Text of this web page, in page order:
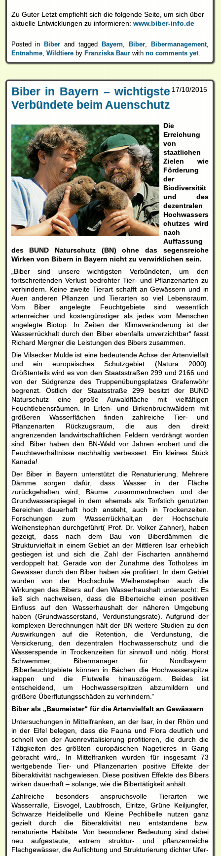
Zu Guter Letzt empfiehlt sich die folgende Seite, um sich über
aktuelle Entwicklungen zu informieren: www.biber-info.de
Posted in Biber and tagged Bayern Biber Bibermanagement,
Entnahme, Wildtiereby Franziska Baurwith no comments yet.
17/10/2015
Biber in Bayern – wichtigste
Verbündete beim Auenschutz
Die
Erreichung
von
staatlichen
Zielen wie
Förderung
der
Biodiversität
und des
dezentralen
Hochwassers
chutzes wird
nach
Auffassung
des BUND Naturschutz (BN) ohne das segensreiche
Wirken von Bibern in Bayern nicht zu verwirklichen sein.
„Biber sind unsere wichtigsten Verbündeten, um den
fortschreitenden Verlust bedrohter Tier- und Pflanzenarten zu
verhindern. Keine zweite Tierart schafft an Gewässern und in
Auen anderen Pflanzen und Tierarten so viel Lebensraum.
Vom Biber angelegte Feuchtgebiete sind wesentlich
artenreicher und kostengünstiger als jedes vom Menschen
angelegte Biotop. In Zeiten der Klimaveränderung ist der
Wasserrückhalt durch den Biber ebenfalls unverzichtbar“ fasst
Richard Mergner die Leistungen des Bibers zusammen.
Die Vilsecker Mulde ist eine bedeutende Achse der Artenvielfalt
und ein europäisches Schutzgebiet (Natura 2000).
Größtenteils wird es von den Staatsstraßen 299 und 2166 und
von der Südgrenze des Truppenübungsplatzes Grafenwöhr
begrenzt. Östlich der Staatsstraße 299 besitzt der BUND
Naturschutz eine große Auwaldfläche mit vielfältigen
Feuchtlebensräumen. In Erlen- und Birkenbruchwäldern mit
größeren Wasserflächen finden zahlreiche Tier- und
Pflanzenarten Rückzugsraum, die aus den direkt
angrenzenden landwirtschaftlichen Feldern verdrängt worden
sind. Biber haben den BN-Wald vor Jahren erobert und die
Feuchteverhältnisse nachhaltig verbessert. Ein kleines Stück
Kanada!
Der Biber in Bayern unterstützt die Renaturierung. Mehrere
Dämme sorgen dafür, dass Wasser in der Fläche
zurückgehalten wird, Bäume zusammenbrechen und der
Grundwasserspiegel in dem ehemals als Torfstich genutzten
Bereichen dauerhaft hoch ansteht, auch in Trockenzeiten.
Forschungen zum Wasserrückhalt,an der Hochschule
Weihenstephan durchgeführt( Prof. Dr. Volker Zahner), haben
gezeigt, dass nach dem Bau von Biberdämmen die
Strukturvielfalt in einem Gebiet an der Mittleren Isar erheblich
gestiegen ist und sich die Zahl der Fischarten annähernd
verdoppelt hat. Gerade von der Zunahme des Totholzes im
Gewässer durch den Biber haben sie profitiert. In dem Gebiet
wurden von der Hochschule Weihenstephan auch die
Wirkungen des Bibers auf den Wasserhaushalt untersucht: Es
ließ sich nachweisen, dass die Biberteiche einen positiven
Einfluss auf den Wasserhaushalt der näheren Umgebung
haben (Grundwasserstand, Verdunstungsrate). Aufgrund der
komplexen Berechnungen hält der BN weitere Studien zu den
Auswirkungen auf die Retention, die Verdunstung, die
Versickerung, den dezentralen Hochwasserschutz und die
Wasserspende in Trockenzeiten für sinnvoll und nötig. Horst
Schwemmer, Bibermanager für Nordbayern:
„Biberfeuchtgebiete können in Bächen die Hochwasserspitze
kappen und die Flutwelle hinauszögern. Beides ist
entscheidend, um Hochwasserspitzen abzumildern und
größere Überflutungsschäden zu verhindern.“
Biber als „Baumeister“ für die Artenvielfalt an Gewässern
Untersuchungen in Mittelfranken, an der Isar, in der Rhön und
in der Eifel belegen, dass die Fauna und Flora deutlich und
schnell von der Auenrevitalisierung profitieren, die durch die
Tätigkeiten des größten europäischen Nagetieres in Gang
gebracht wird,. In Mittelfranken wurden für insgesamt 73
wertgebende Tier- und Pflanzenarten positive Effekte der
Biberaktivität nachgewiesen. Diese positiven Effekte des Bibers
wirken dauerhaft – solange, wie die Bibertätigkeit anhält.
Zahlreiche besonders anspruchsvolle Tierarten wie
Wasserralle, Eisvogel, Laubfrosch, Elritze, Grüne Keiljungfer,
Schwarze Heidelibelle und Kleine Pechlibelle nutzen ganz
gezielt durch die Biberaktivität neu entstandene bzw.
renaturierte Habitate. Von besonderer Bedeutung sind dabei
neu aufgestaute, extrem struktur- und pflanzenreiche
Flachgewässer, die Auflichtung und Strukturierung dichter Ufer-